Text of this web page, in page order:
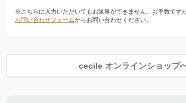
※こちらに入力いただいてもお返事ができません。お手数です
お問い合わせフォームからお問い合わせください。
cecile オンラインショップ